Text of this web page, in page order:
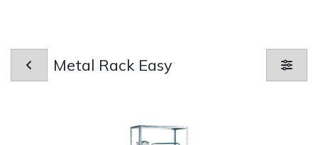
Metal Rack Easy